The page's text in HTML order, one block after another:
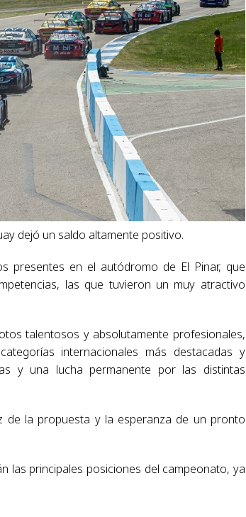
dejó un saldo altamente positivo.
presentes en el autódromo de El Pinar, que
las que tuvieron un muy atractivo
talentosos y absolutamente profesionales,
internacionales más destacadas y
y una lucha permanente por las distintas
de la propuesta y la esperanza de un pronto
las principales posiciones del campeonato, ya